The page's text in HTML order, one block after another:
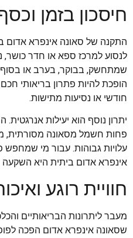
חיסכון בזמן
התקנה של סאונה אינפרא אדום
לנסוע למרכז ספא או חדר כושר,
שמתחשק, בבוקר, בערב או
הופכת להיות פתרון בריאותי
חודשי או נסיעות מתישות.
יתרון נוסף הוא יעילות
פחות חשמל מסאונה מסורתית,
עלויות גבוהות. עבור מי שמחפש
אינפרא אדום ביתית היא
חוויית רוגע
מעבר ליתרונות הבריאותיים
שסאונה אינפרא אדום הפכה